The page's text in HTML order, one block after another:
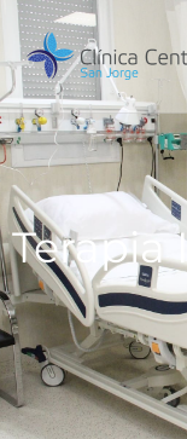
Terapia